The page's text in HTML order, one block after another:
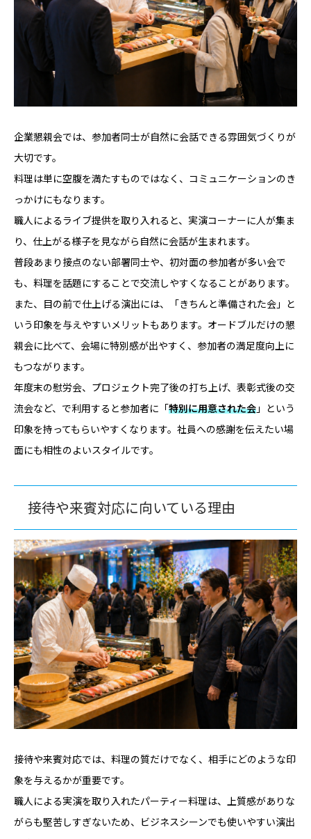
企業懇親会では、参加者同士が自然に会話できる雰囲気づくりが
大切です。
料理は単に空腹を満たすものではなく、コミュニケーションのき
っかけにもなります。
職人によるライブ提供を取り入れると、実演コーナーに人が集ま
り、仕上がる様子を見ながら自然に会話が生まれます。
普段あまり接点のない部署同士や、初対面の参加者が多い会で
も、料理を話題にすることで交流しやすくなることがあります。
また、目の前で仕上げる演出には、「きちんと準備された会」と
いう印象を与えやすいメリットもあります。オードブルだけの懇
親会に比べて、会場に特別感が出やすく、参加者の満足度向上に
もつながります。
年度末の慰労会、プロジェクト完了後の打ち上げ、表彰式後の交
流会など、で利用すると参加者に「特別に用意された会 」という
印象を持ってもらいやすくなります。社員への感謝を伝えたい場
面にも相性のよいスタイルです。
接待や来賓対応に向いている理由
接待や来賓対応では、料理の質だけでなく、相手にどのような印
象を与えるかが重要です。
職人による実演を取り入れたパーティー料理は、上質感がありな
がらも堅苦しすぎないため、ビジネスシーンでも使いやすい演出